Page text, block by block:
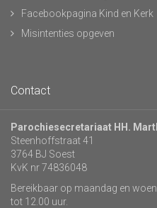
Facebookpagina Kind en Kerk
Misintenties opgeven
Contact
Parochiesecretariaat HH.
Steenhoffstraat 41
3764 BJ Soest
KvK nr 74836048
Bereikbaar op maandag en
tot 12.00 uur.